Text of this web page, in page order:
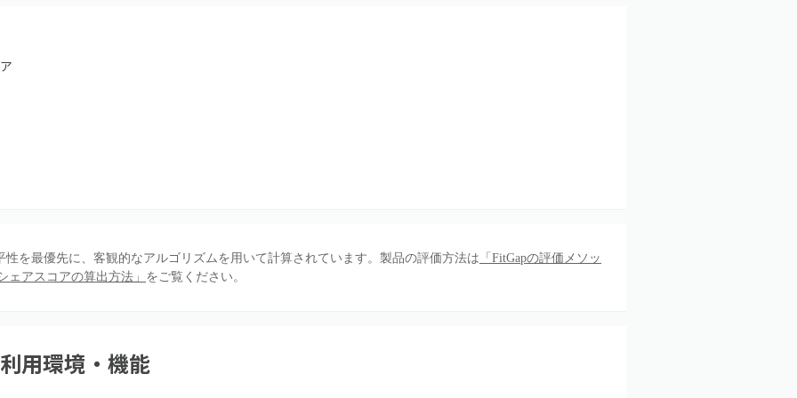
性を最優先に、客観的なアルゴリズムを用いて計算されています。製品の評価方法は 「FitGapの評価メソッ
ェアスコアの算出方法」 をご覧ください。
用環境・機能